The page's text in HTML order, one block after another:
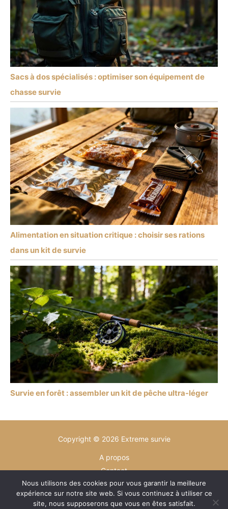
Sacs à dos spécialisés : optimiser son équipement de
chasse survie
Alimentation en situation critique : choisir ses rations
dans un kit de survie
Survie en forêt : assembler un kit de pêche ultra-léger
Copyright © 2026 Extreme survie
A propos
Contact
Plan du site
Mentions légales
Nous utilisons des cookies pour vous garantir la meilleure
expérience sur notre site web. Si vous continuez à utiliser ce
site, nous supposerons que vous en êtes satisfait.